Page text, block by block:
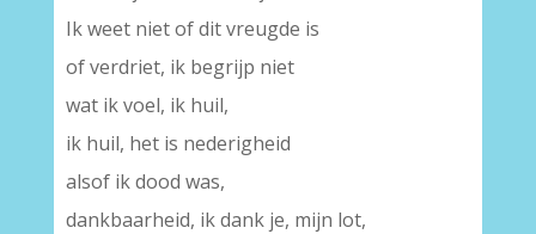
Ik weet niet of dit vreugde is
of verdriet, ik begrijp niet
wat ik voel, ik huil,
ik huil, het is nederigheid
alsof ik dood was,
dankbaarheid, ik dank je, mijn lot,